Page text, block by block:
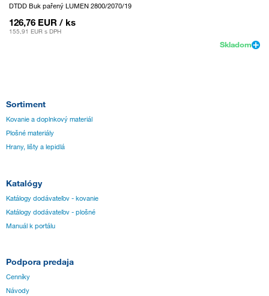
DTDD Buk pařený LUMEN 2800/2070/19
126,76 EUR / ks
155,91 EUR s DPH
Skladom
Sortiment
Kovanie a doplnkový materiál
Plošné materiály
Hrany, lišty a lepidlá
Katalógy
Katálogy dodávateľov - kovanie
Katálogy dodávateľov - plošné
Manuál k portálu
Podpora predaja
Cenníky
Návody